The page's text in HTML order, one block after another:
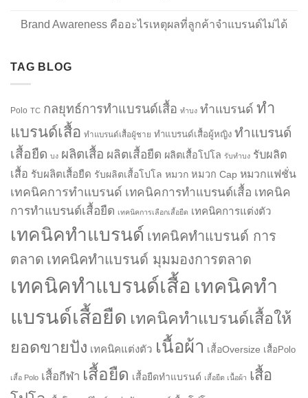
Brand Awareness คืออะไรเหตุผลที่ลูกค้าจำแบรนด์ไม่ได้
TAG BLOG
Polo TC กลยุทธ์การทำแบรนด์เสื้อ ทำบง ทำแบรนด์ ทำ
แบรนด์เสื้อ ทำแบรนด์เสื้อผู้ชาย ทำแบรนด์เสื้อผู้หญิง ทำแบรนด์
เสื้อยืด บง ผลิตเสื้อ ผลิตเสื้อยืด ผลิตเสื้อโปโล รับทำบง รับผลิต
เสื้อ รับผลิตเสื้อยืด รับผลิตเสื้อโปโล หมวก หมวก Cap หมวกแฟชั่น
เทคนิคการทำแบรนด์ เทคนิคการทำแบรนด์เสื้อ เทคนิค
การทำแบรนด์เสื้อยืด เทคนิคการเลือกเสื้อยืด เทคนิคการแต่งตัว
เทคนิคทำแบรนด์ เทคนิคทำแบรนด์ การ
ตลาด เทคนิคทำแบรนด์ มุมมองการตลาด
เทคนิคทำแบรนด์เสื้อ เทคนิคทำ
แบรนด์เสื้อยืด เทคนิคทำแบรนด์เสื้อให้
ยอดขายปัง เทคนิคแต่งตัว เนื้อผ้า เสื้อOversize เสื้อPolo
เสื้อ Polo เสื้อกีฬา เสื้อยืด เสื้อยืดทำแบรนด์ เสื้อยืด เนื้อผ้า เสื้อ